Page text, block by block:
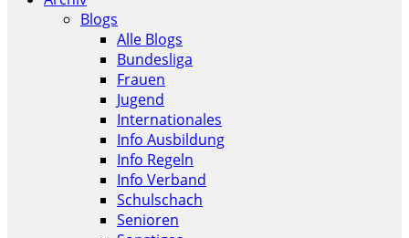
Blogs
Alle Blogs
Bundesliga
Frauen
Jugend
Internationales
Info Ausbildung
Info Regeln
Info Verband
Schulschach
Senioren